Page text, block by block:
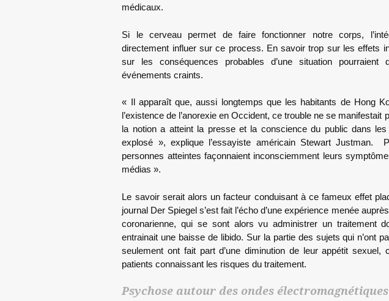
médicaux.
Si le cerveau permet de faire fonctionner notre corps,
directement influer sur ce process. En savoir trop sur les effets
sur les conséquences probables d’une situation pourraient
événements craints.
« Il apparaît que, aussi longtemps que les habitants de Hong
l’existence de l’anorexie en Occident, ce trouble ne se
la notion a atteint la presse et la conscience du public dans
explosé », explique l’essayiste américain Stewart Justman.
personnes atteintes façonnaient inconsciemment leurs
médias ».
Le savoir serait alors un facteur conduisant à ce fameux effet
journal Der Spiegel s’est fait l’écho d’une expérience menée
coronarienne, qui se sont alors vu administrer un traitement
entrainait une baisse de libido. Sur la partie des sujets qui n’ont
seulement ont fait part d’une diminution de leur appétit
patients connaissant les risques du traitement.
Psychose autour des ondes électromagnétiques